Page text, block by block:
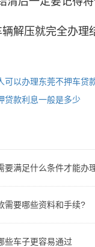
解压就完全办理
可以办理东莞不押车贷
贷款利息一般是多少
要满足什么条件才能办
需要哪些资料和手续?
些车子更容易通过